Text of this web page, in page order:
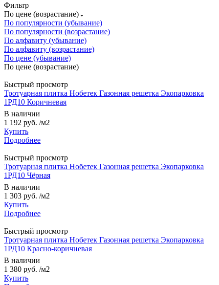
Фильтр
По цене (возрастание)
По популярности (убывание)
По популярности (возрастание)
По алфавиту (убывание)
По алфавиту (возрастание)
По цене (убывание)
По цене (возрастание)
Быстрый просмотр
Тротуарная плитка Нобетек Газонная решетка Экопарковка
1РД10 Коричневая
В наличии
1 192 руб. /м2
Купить
Подробнее
Быстрый просмотр
Тротуарная плитка Нобетек Газонная решетка Экопарковка
1РД10 Чёрная
В наличии
1 303 руб. /м2
Купить
Подробнее
Быстрый просмотр
Тротуарная плитка Нобетек Газонная решетка Экопарковка
1РД10 Красно-коричневая
В наличии
1 380 руб. /м2
Купить